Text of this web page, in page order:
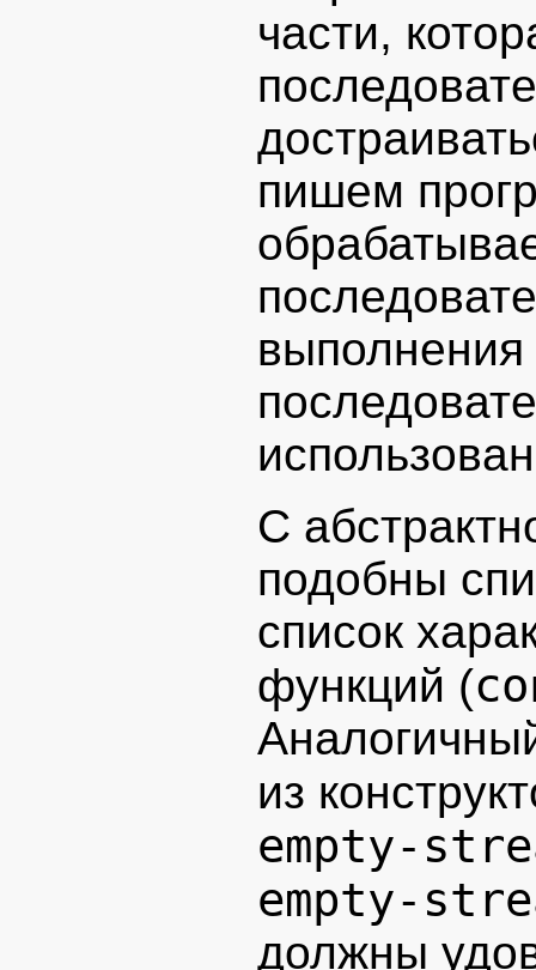
части,
пишем
выполнения
С
подобны
список
функций (
из
empty-
empty-
должны